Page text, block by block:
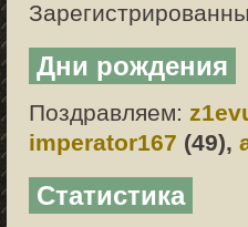
Дни рождения
Поздравляем:
imperator167 (49),
Статистика